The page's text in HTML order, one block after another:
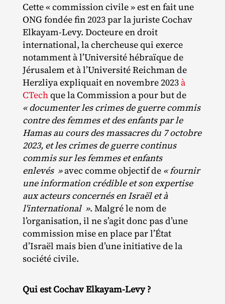
Cette « commission civile » est en fait une
ONG fondée fin 2023 par la juriste Cochav
Elkayam‐​Levy. Docteure en droit
international, la chercheuse qui exerce
notamment à l’Université hébraïque de
Jérusalem et à l’Université Reichman de
Herzliya expliquait en novembre 2023 à
CTechque la Commission a pour but de
« documenter les crimes de guerre commis
contre des femmes et des enfants par le
Hamas au cours des massacres du 7 octobre
2023, et les crimes de guerre continus
commis sur les femmes et enfants
enlevés »avec comme objectif de « fournir
une information crédible et son expertise
aux acteurs concernés en Israël et à
l'international ». Malgré le nom de
l’organisation, il ne s’agit donc pas d’une
commission mise en place par l’État
d’Israël mais bien d’une initiative de la
société civile.
Qui est Cochav Elkayam-Levy ?